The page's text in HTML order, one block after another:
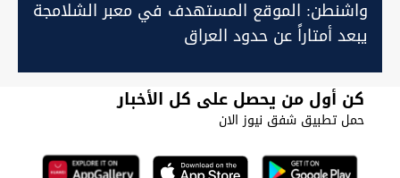
واشنطن: الموقع المستهدف في معبر الشلامجة
يبعد أمتاراً عن حدود العراق
كن أول من يحصل على كل الأخبار
حمل تطبيق شفق نيوز الان